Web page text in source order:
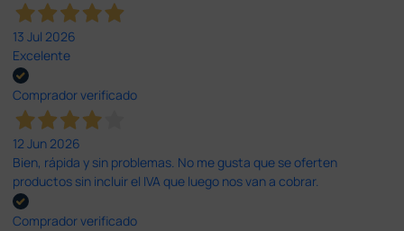
13 Jul 2026
Excelente
Comprador verificado
12 Jun 2026
Bien, rápida y sin problemas. No me gusta que se oferten
productos sin incluir el IVA que luego nos van a cobrar.
Comprador verificado